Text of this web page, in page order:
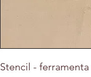
Stencil -